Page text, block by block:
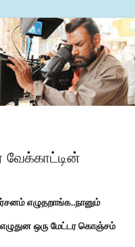
வேக்காட்டின்
எழுதறாங்க..நானும்
ஒரு மேட்டர கொஞ்சம்